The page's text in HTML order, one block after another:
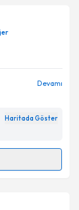
talebi
için bir
Aydınlatma
belirtilen
Devamı
Haritada Göster
talebi